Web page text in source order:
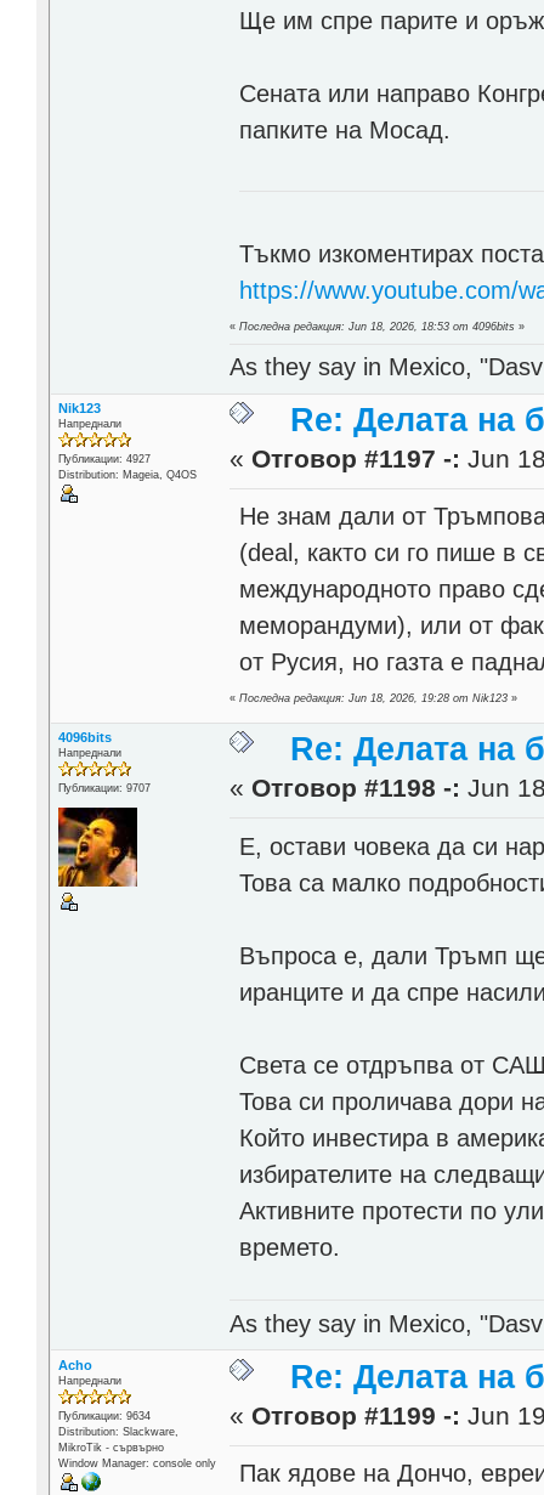
Ще им спре парите и
Сената или направо
папките на Мосад.
Тъкмо изкоментирах
https://www.youtube.com/
«Последна редакция: Jun 18, 2026, 18:53 от 4096bits »
As they say in Mexico,
Nik123
Напреднали
Публикации: 4927
Distribution: Mageia, Q4OS
Re: Делата на
« Отговор #1197 -: Jun
Не знам дали от
(deal, както си го пише в
международното право
меморандуми), или от
от Русия, но газта е
«Последна редакция: Jun 18, 2026, 19:28 от Nik123 »
4096bits
Напреднали
Публикации: 9707
Re: Делата на
« Отговор #1198 -: Jun
Е, остави човека да си
Това са малко
Въпроса е, дали Тръмп
иранците и да спре
Света се отдръпва от
Това си проличава дори
Който инвестира в
избирателите на
Активните протести по
времето.
As they say in Mexico,
Acho
Напреднали
Публикации: 9634
Distribution: Slackware,
MikroTik - сървърно
Window Manager: console only
Re: Делата на
« Отговор #1199 -: Jun
Пак ядове на Дончо,